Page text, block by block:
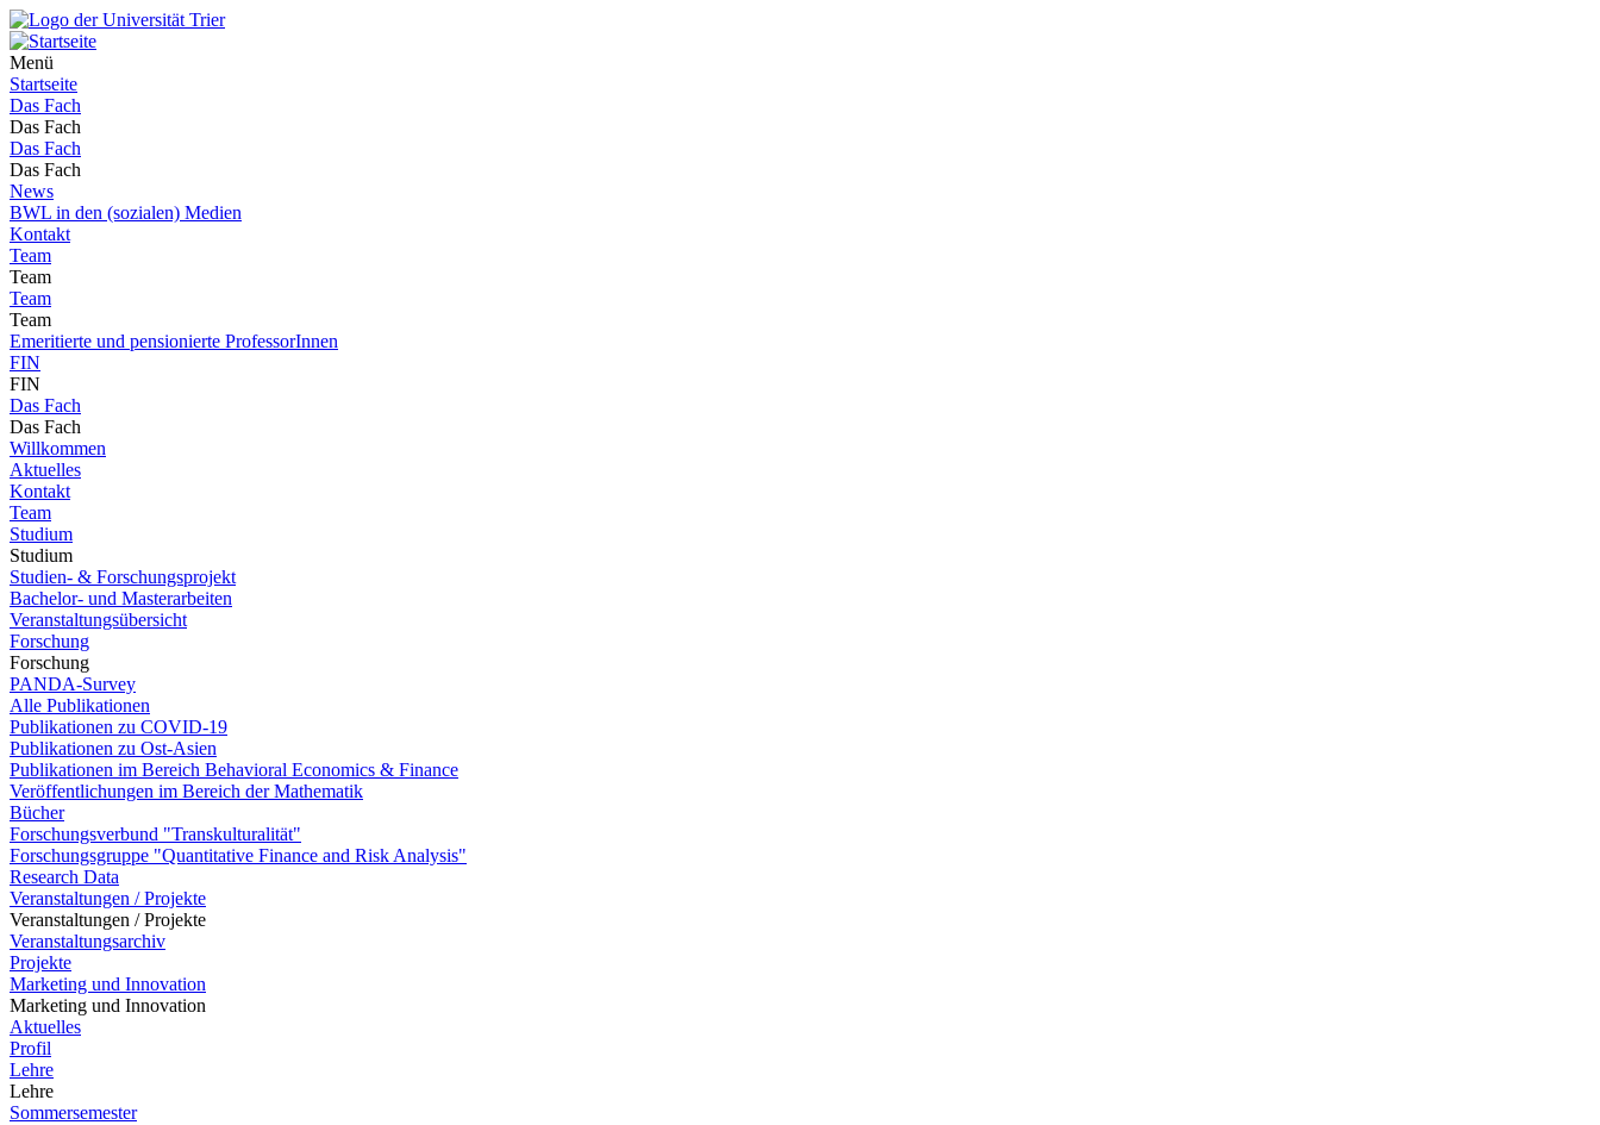
Menü
Startseite
Das Fach
Das Fach
Das Fach
Das Fach
News
BWL in den (sozialen) Medien
Kontakt
Team
Team
Team
Team
Emeritierte und pensionierte ProfessorInnen
FIN
FIN
Das Fach
Das Fach
Willkommen
Aktuelles
Kontakt
Team
Studium
Studium
Studien- & Forschungsprojekt
Bachelor- und Masterarbeiten
Veranstaltungsübersicht
Forschung
Forschung
PANDA-Survey
Alle Publikationen
Publikationen zu COVID-19
Publikationen zu Ost-Asien
Publikationen im Bereich Behavioral Economics & Finance
Veröffentlichungen im Bereich der Mathematik
Bücher
Forschungsverbund "Transkulturalität"
Forschungsgruppe "Quantitative Finance and Risk Analysis"
Research Data
Veranstaltungen / Projekte
Veranstaltungen / Projekte
Veranstaltungsarchiv
Projekte
Marketing und Innovation
Marketing und Innovation
Aktuelles
Profil
Lehre
Lehre
Sommersemester